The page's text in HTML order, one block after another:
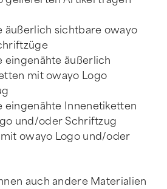
äußerlich sichtbare owayo
eingenähte äußerlich
mit owayo Logo
eingenähte Innenetiketten
und/oder Schriftzug
owayo Logo und/oder
auch andere Materialien